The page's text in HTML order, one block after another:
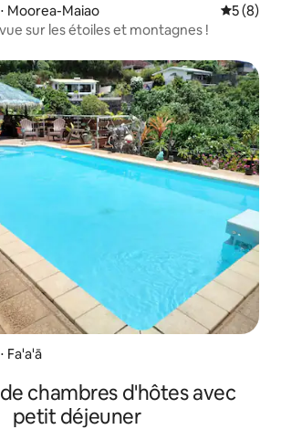
Moorea-Maiao
5 (8)
sur les étoiles et montagnes !
Fa'a'ā
chambres d'hôtes avec
petit déjeuner